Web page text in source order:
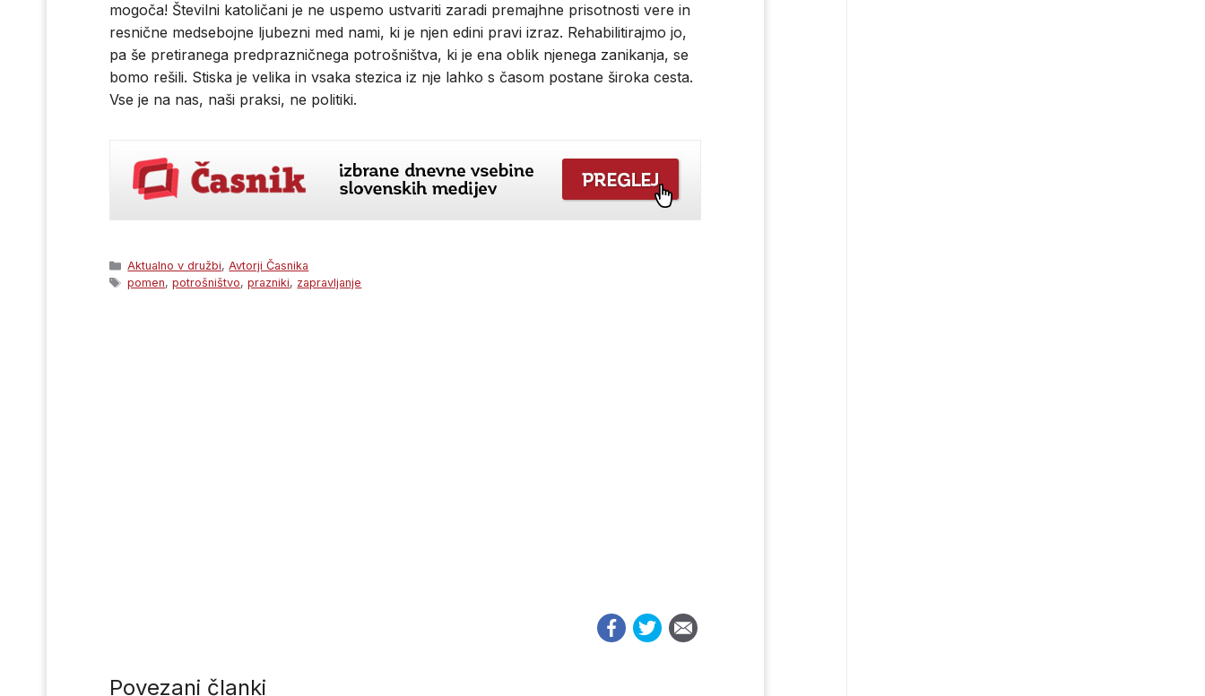
mogoča! Številni katoličani je ne uspemo ustvariti zaradi premajhne prisotnosti vere in
resnične medsebojne ljubezni med nami, ki je njen edini pravi izraz. Rehabilitirajmo jo,
pa še pretiranega predprazničnega potrošništva, ki je ena oblik njenega zanikanja, se
bomo rešili. Stiska je velika in vsaka stezica iz nje lahko s časom postane široka cesta.
Vse je na nas, naši praksi, ne politiki.
Categories
Aktualno v družbi,Avtorji Časnika
Tags
pomen,potrošništvo,prazniki, zapravljanje
Povezani članki